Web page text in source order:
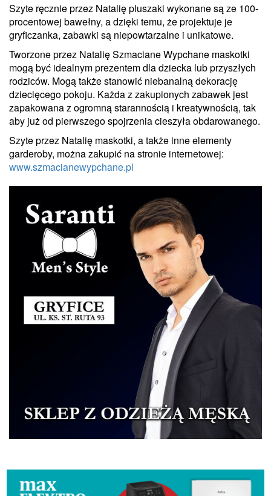
Szyte ręcznie przez Natalię pluszaki wykonane są ze 100-
procentowej bawełny, a dzięki temu, że projektuje je
gryficzanka, zabawki są niepowtarzalne i unikatowe.
Tworzone przez Natalię Szmaciane Wypchane maskotki
mogą być idealnym prezentem dla dziecka lub przyszłych
rodziców. Mogą także stanowić niebanalną dekorację
dziecięcego pokoju. Każda z zakupionych zabawek jest
zapakowana z ogromną starannością i kreatywnością, tak
aby już od pierwszego spojrzenia cieszyła obdarowanego.
Szyte przez Natalię maskotki, a także inne elementy
garderoby, można zakupić na stronie internetowej:
www.szmacianewypchane.pl